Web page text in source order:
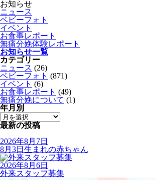
お知らせ
ニュース
ベビーフォト
イベント
お食事レポート
無痛分娩体験レポート
お知らせ一覧
カテゴリー
ニュース (26)
ベビーフォト (871)
イベント (6)
お食事レポート (49)
無痛分娩について (1)
年月別
最新の投稿
2026年8月7日
8月3日生まれの赤ちゃん
2026年8月6日
外来スタッフ募集